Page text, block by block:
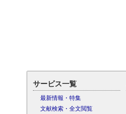
サービス一覧
最新情報・特集
文献検索・全文閲覧